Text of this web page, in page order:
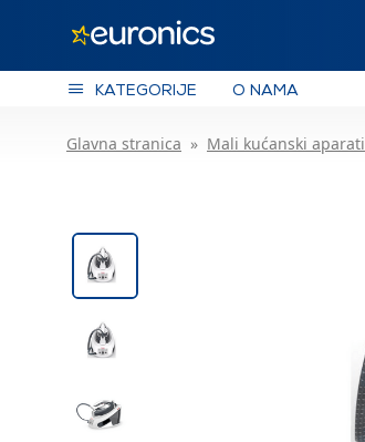
KATEGORIJE O NAMA
Glavna stranica Mali kućanski aparati